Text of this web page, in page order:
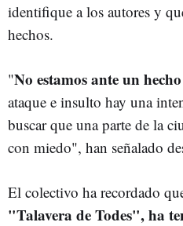
identifique a los autores y
hechos.
"No estamos ante un
ataque e insulto hay una
buscar que una parte de la
con miedo", han señalado
El colectivo ha recordado
"Talavera de Todes", ha